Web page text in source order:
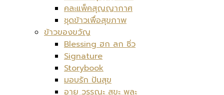
คละแพ็คสุญญากาศ
ชุดข้าวเพื่อสุขภาพ
ข้าวของขวัญ
Blessing ฮก ลก ซิ่ว
Signature
Storybook
มอบรัก ปันสุข
อายุ วรรณะ สุขะ พละ